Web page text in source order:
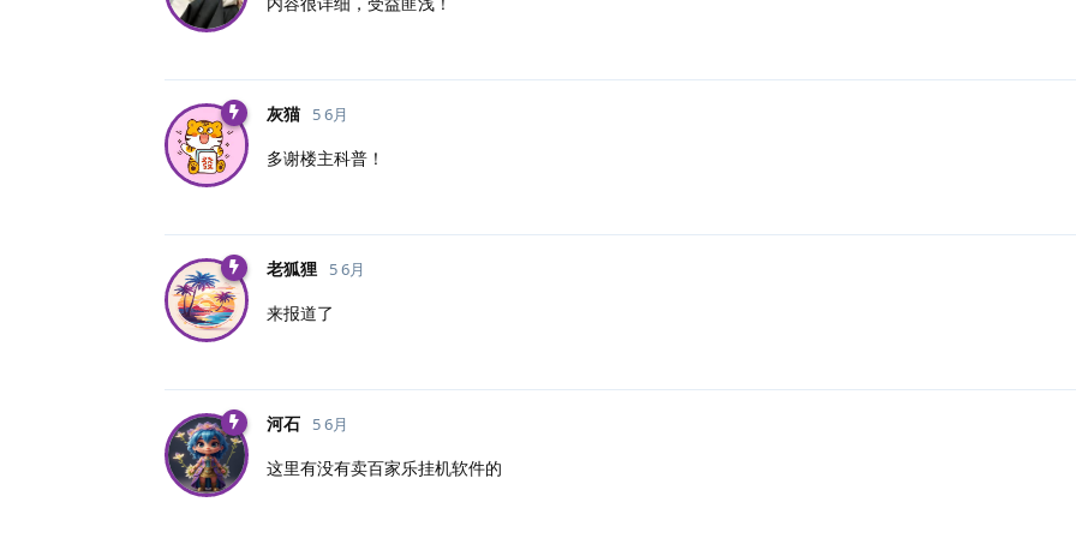
灰猫 5 6月
多谢楼主科普！
老狐狸 5 6月
来报道了
河石 5 6月
这里有没有卖百家乐挂机软件的